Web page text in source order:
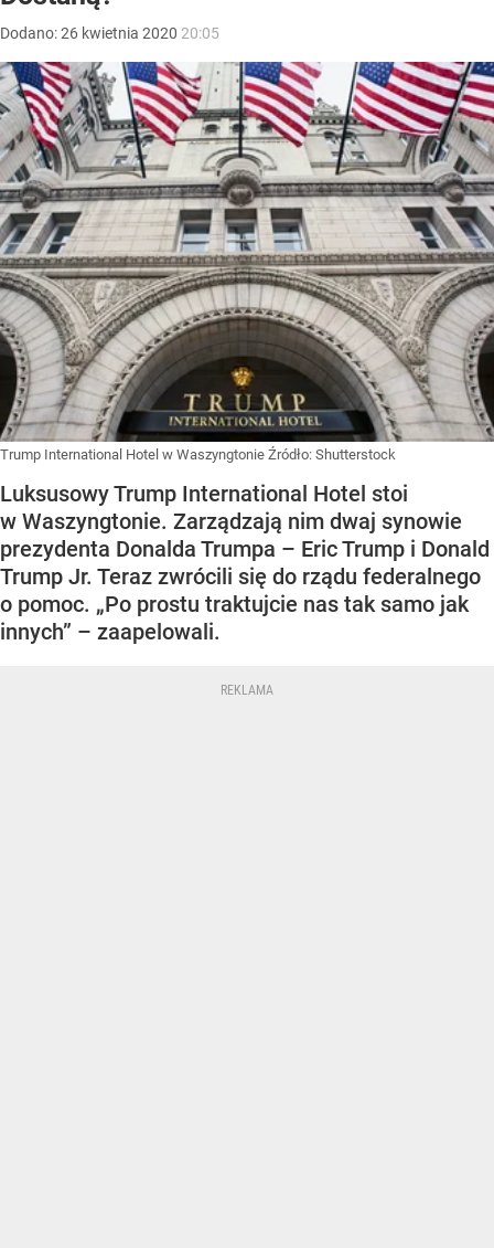
Dodano:26 kwietnia 2020 20:05
Trump International Hotel w Waszyngtonie Źródło: Shutterstock
Luksusowy Trump International Hotel stoi
w Waszyngtonie. Zarządzają nim dwaj synowie
prezydenta Donalda Trumpa – Eric Trump i Donald
Trump Jr. Teraz zwrócili się do rządu federalnego
o pomoc. „Po prostu traktujcie nas tak samo jak
innych” – zaapelowali.